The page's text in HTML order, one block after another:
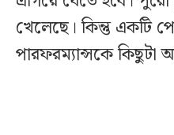
খেলেছে। কিন্তু একটি
পারফরম্যান্সকে কিছুটা